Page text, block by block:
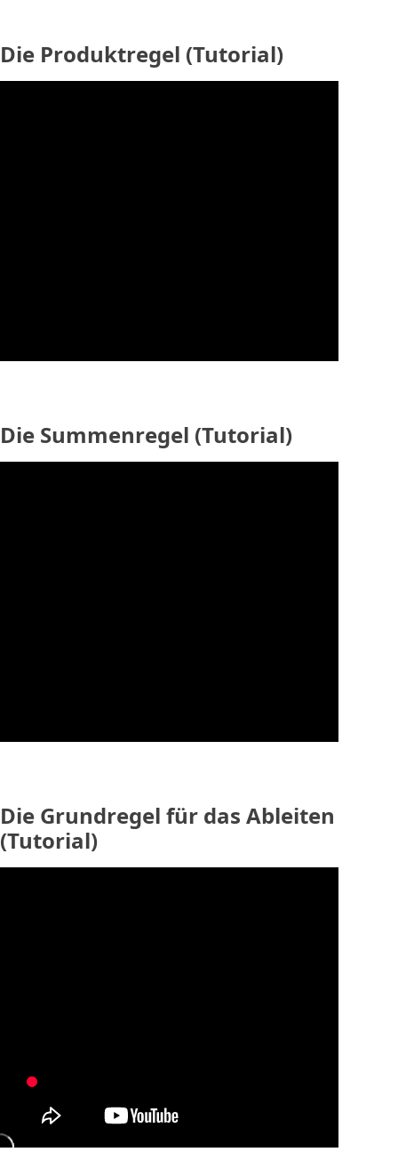
Die Produktregel (Tutorial)
Die Summenregel (Tutorial)
Die Grundregel für das Ableiten
(Tutorial)